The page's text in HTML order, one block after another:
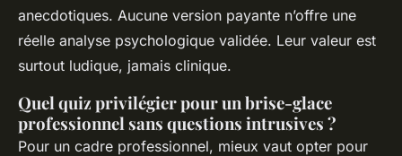
anecdotiques. Aucune version payante n’offre une
réelle analyse psychologique validée. Leur valeur est
surtout ludique, jamais clinique.
Quel quiz privilégier pour un brise-glace
professionnel sans questions intrusives ?
Pour un cadre professionnel, mieux vaut opter pour